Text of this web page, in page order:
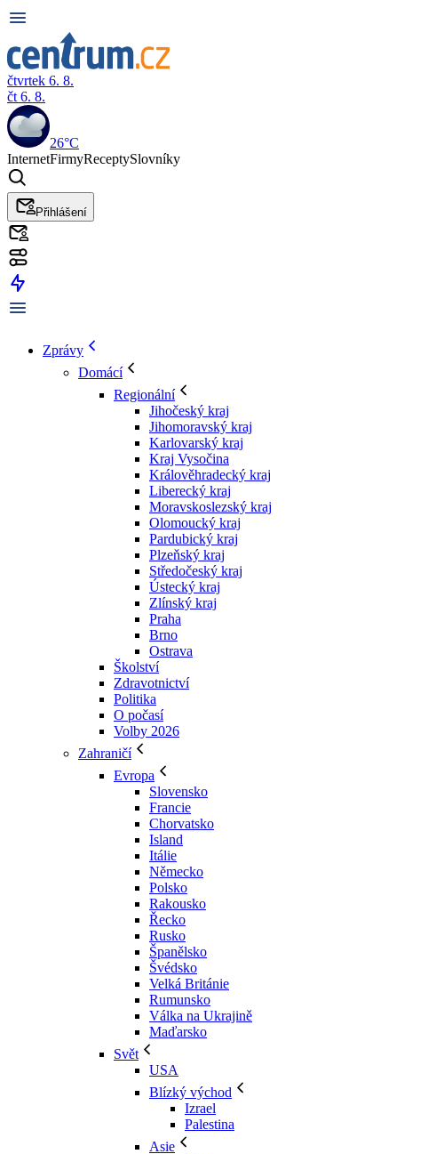
čtvrtek 6. 8.
čt 6. 8.
26°C
InternetFirmyReceptySlovníky
Přihlášení
Zprávy
Domácí
Regionální
Jihočeský kraj
Jihomoravský kraj
Karlovarský kraj
Kraj Vysočina
Králověhradecký kraj
Liberecký kraj
Moravskoslezský kraj
Olomoucký kraj
Pardubický kraj
Plzeňský kraj
Středočeský kraj
Ústecký kraj
Zlínský kraj
Praha
Brno
Ostrava
Školství
Zdravotnictví
Politika
O počasí
Volby 2026
Zahraničí
Evropa
Slovensko
Francie
Chorvatsko
Island
Itálie
Německo
Polsko
Rakousko
Řecko
Rusko
Španělsko
Švédsko
Velká Británie
Rumunsko
Válka na Ukrajině
Maďarsko
Svět
USA
Blízký východ
Izrael
Palestina
Asie